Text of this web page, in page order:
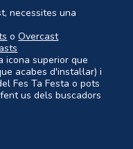
necessites una
oOvercast
icona superior que
acabes d'instal·lar) i
Fes Ta Festa o pots
us dels buscadors